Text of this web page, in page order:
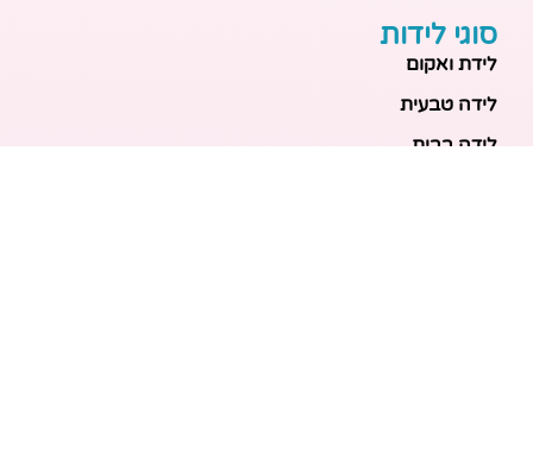
סוגי לידות
לידת ואקום
לידה טבעית
לידה בבית